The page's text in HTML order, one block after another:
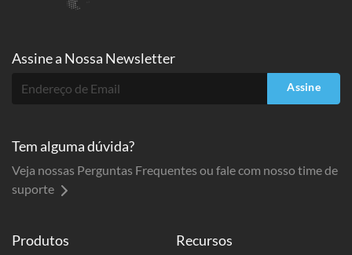
Produtos Recursos
Assine a Nossa Newsletter
Assine
Tem alguma dúvida?
Veja nossas Perguntas Frequentes ou fale com nosso time de
suporte